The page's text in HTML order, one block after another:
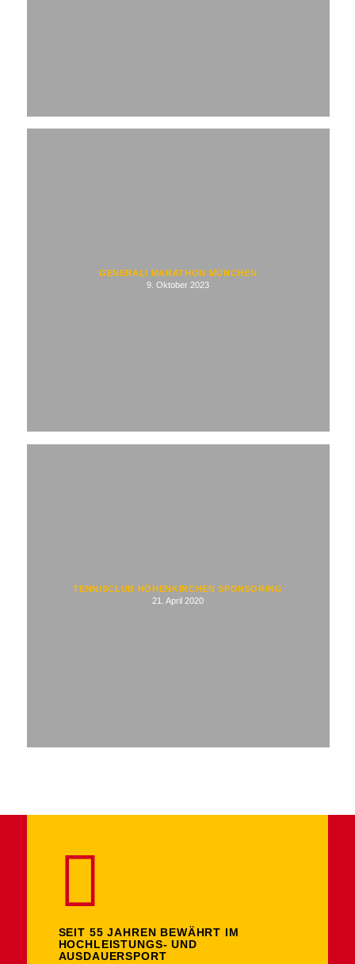
GENERALI MARATHON MÜNCHEN
9. Oktober 2023
TENNISCLUB HÖHENKIRCHEN SPONSORING
21. April 2020
SEIT 55 JAHREN BEWÄHRT IM
HOCHLEISTUNGS- UND
AUSDAUERSPORT